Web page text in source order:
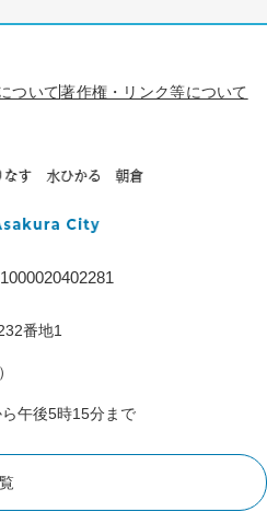
ついて著作権・リンク等について
番地1
午後5時15分まで